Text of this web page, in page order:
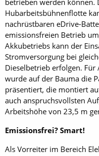
betrieben werden können.
Hubarbeitsbühnenflotte
nachrüstbaren eDrive-
emissionsfreien Betrieb
Akkubetriebs kann der
Stromversorgung bei
Dieselbetrieb erfolgen.
wurde auf der Bauma die
präsentiert, die montiert
auch anspruchsvollsten
Arbeitshöhe von 23,5 m
Emissionsfrei? Smart!
Als Vorreiter im Bereich